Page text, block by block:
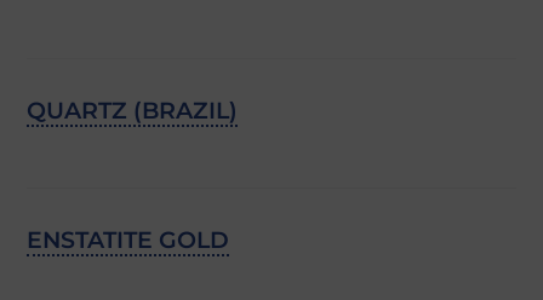
QUARTZ (BRAZIL)
ENSTATITE GOLD